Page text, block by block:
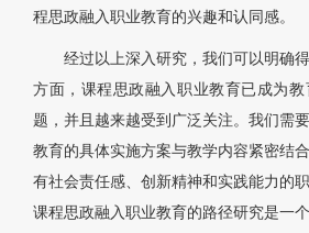
程思政融入职业教育的兴趣和认同感。
经过以上深入研究，我们可以明确
方面，课程思政融入职业教育已成为
题，并且越来越受到广泛关注。我们需
教育的具体实施方案与教学内容紧密结
有社会责任感、创新精神和实践能力的
课程思政融入职业教育的路径研究是一